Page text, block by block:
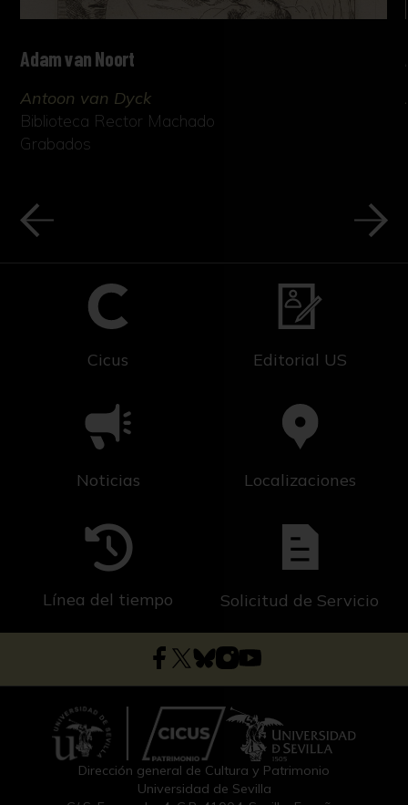
Adam van Noort
Antoon van Dyck
Biblioteca Rector Machado
Grabados
Cicus Editorial US
Noticias Localizaciones
Línea del tiempo Solicitud de Servicio
Dirección general de Cultura y Patrimonio
Universidad de Sevilla